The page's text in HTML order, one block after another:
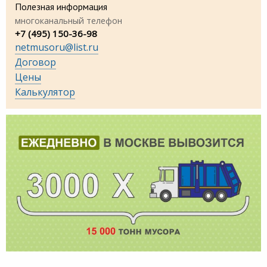
Полезная информация
многоканальный телефон
+7 (495) 150-36-98
netmusoru@list.ru
Договор
Цены
Калькулятор